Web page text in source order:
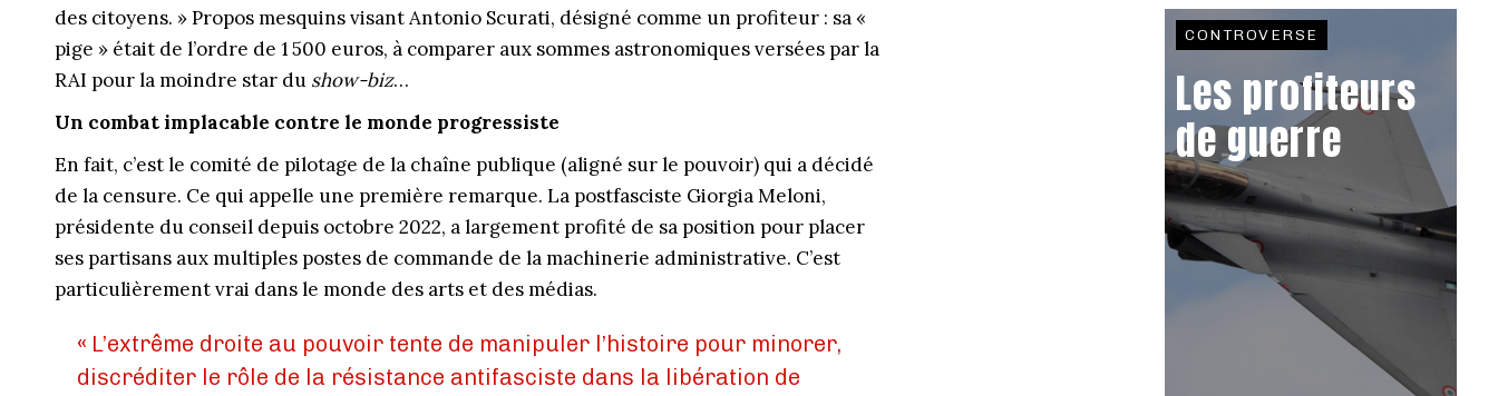
des citoyens. » Propos mesquins visant Antonio Scurati, désigné comme un profiteur : sa «
pige » était de l’ordre de 1 500 euros, à comparer aux sommes astronomiques versées par la
RAI pour la moindre star du show-biz…
Un combat implacable contre le monde progressiste
En fait, c’est le comité de pilotage de la chaîne publique (aligné sur le pouvoir) qui a décidé
de la censure. Ce qui appelle une première remarque. La postfasciste Giorgia Meloni,
présidente du conseil depuis octobre 2022, a largement profité de sa position pour placer
ses partisans aux multiples postes de commande de la machinerie administrative. C’est
particulièrement vrai dans le monde des arts et des médias.
« L’extrême droite au pouvoir tente de manipuler l’histoire pour minorer,
discréditer le rôle de la résistance antifasciste dans la libération de
CONTROVERSE
Les profiteurs
de guerre